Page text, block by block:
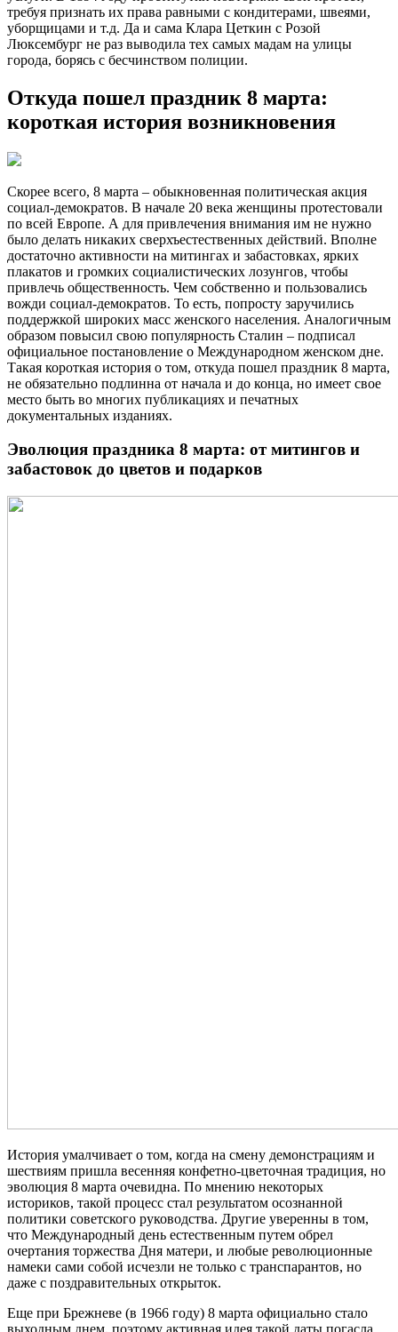
требуя признать их права равными с кондитерами, швеями,
уборщицами и т.д. Да и сама Клара Цеткин с Розой
Люксембург не раз выводила тех самых мадам на улицы
города, борясь с бесчинством полиции.
Откуда пошел праздник 8 марта:
короткая история возникновения
Скорее всего, 8 марта – обыкновенная политическая акция
социал-демократов. В начале 20 века женщины протестовали
по всей Европе. А для привлечения внимания им не нужно
было делать никаких сверхъестественных действий. Вполне
достаточно активности на митингах и забастовках, ярких
плакатов и громких социалистических лозунгов, чтобы
привлечь общественность. Чем собственно и пользовались
вожди социал-демократов. То есть, попросту заручились
поддержкой широких масс женского населения. Аналогичным
образом повысил свою популярность Сталин – подписал
официальное постановление о Международном женском дне.
Такая короткая история о том, откуда пошел праздник 8 марта,
не обязательно подлинна от начала и до конца, но имеет свое
место быть во многих публикациях и печатных
документальных изданиях.
Эволюция праздника 8 марта: от митингов и
забастовок до цветов и подарков
История умалчивает о том, когда на смену демонстрациям и
шествиям пришла весенняя конфетно-цветочная традиция, но
эволюция 8 марта очевидна. По мнению некоторых
историков, такой процесс стал результатом осознанной
политики советского руководства. Другие уверенны в том,
что Международный день естественным путем обрел
очертания торжества Дня матери, и любые революционные
намеки сами собой исчезли не только с транспарантов, но
даже с поздравительных открыток.
Еще при Брежневе (в 1966 году) 8 марта официально стало
выходным днем, поэтому активная идея такой даты погасла